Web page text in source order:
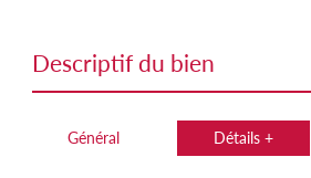
descriptif du bien
Général Détails +